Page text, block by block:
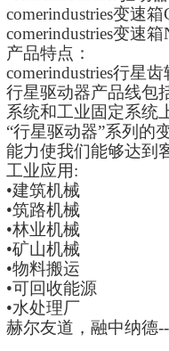
comerindustries变速箱
comerindustries变速箱
产品特点：
comerindustries行星
行星驱动器产品线包
系统和工业固定系统
“行星驱动器”系列的
能力使我们能够达到
工业应用:
•建筑机械
•筑路机械
•林业机械
•矿山机械
•物料搬运
•可回收能源
•水处理厂
赫尔友道，融中纳德